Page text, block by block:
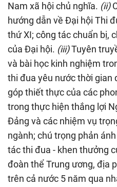
Nam xã hội chủ nghĩa. (ii)
hướng dẫn về Đại hội Thi
thứ XI; công tác chuẩn bị,
của Đại hội. (iii)Tuyên
và bài học kinh nghiệm
thi đua yêu nước thời gian
góp thiết thực của các
trong thực hiện thắng lợi
Đảng và các nhiệm vụ
ngành; chú trọng phản
tác thi đua - khen thưởng
đoàn thể Trung ương, địa
trên cả nước 5 năm qua